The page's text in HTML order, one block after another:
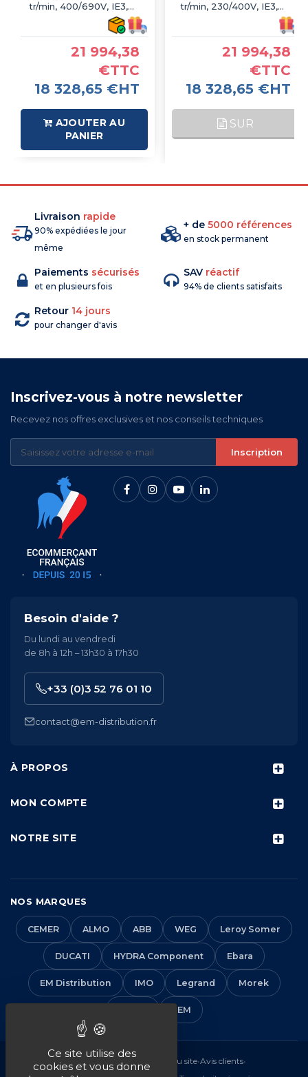
tr/min, 400/690V, IE3,
21 994,38
€TTC
18 328,65 €HT
AJOUTER AU
PANIER
tr/min, 230/400V, IE3,
21 994,38
€TTC
18 328,65 €HT
SUR
Livraison rapide
90% expédiées le jour
même
+ de 5000 références
en stock permanent
Paiements sécurisés
et en plusieurs fois
SAV réactif
94% de clients satisfaits
Retour 14 jours
pour changer d'avis
Inscrivez-vous à notre newsletter
Recevez nos offres exclusives et nos conseils techniques
Inscription
À PROPOS
MON COMPTE
NOTRE SITE
Besoin d'aide ?
Du lundi au vendredi
de 8h à 12h – 13h30 à 17h30
+33 (0)3 52 76 01 10
contact@em-distribution.fr
NOS MARQUES
CEMER ALMO ABB WEG Leroy Somer
DUCATI HYDRA Component Ebara
EM Distribution IMO Legrand Morek
VEM
Mentions légales Plan du site•Avis clients•
Ce site utilise des
cookies et vous donne